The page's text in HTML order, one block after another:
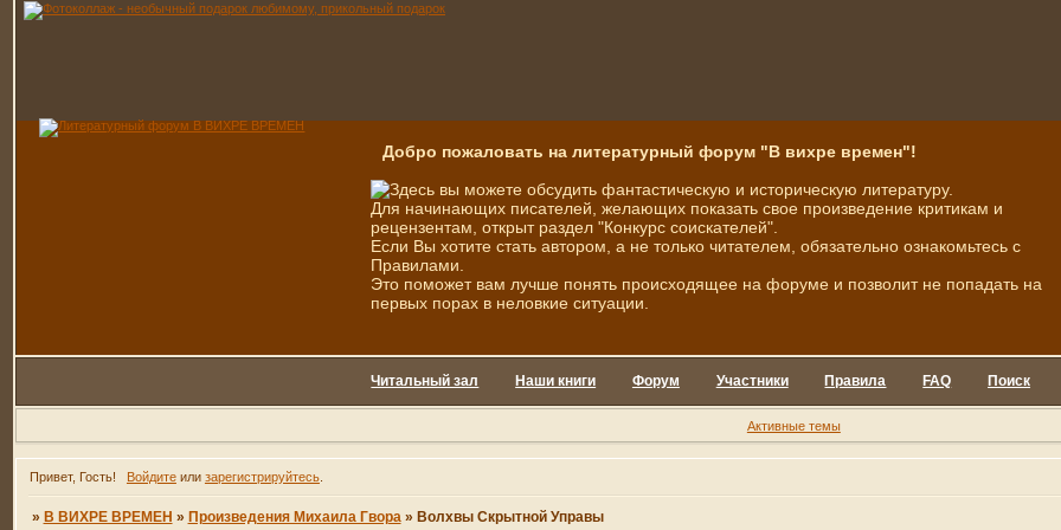
Добро пожаловать на литературный форум "В вихре времен"!
Здесь вы можете обсудить фантастическую и историческую литературу.
Для начинающих писателей, желающих показать свое произведение критикам и
рецензентам, открыт раздел "Конкурс соискателей".
Если Вы хотите стать автором, а не только читателем, обязательно ознакомьтесь с
Правилами.
Это поможет вам лучше понять происходящее на форуме и позволит не попадать на
первых порах в неловкие ситуации.
Читальный зал Наши книги Форум Участники Правила FAQ Поиск
Активные темы
Привет, Гость! Войдитеили зарегистрируйтесь.
» В ВИХРЕ ВРЕМЕН » Произведения Михаила Гвора » Волхвы Скрытной Управы